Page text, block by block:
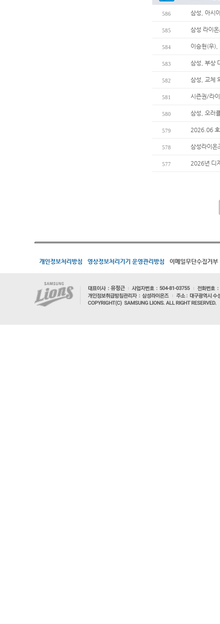
586 삼성, 아시
585 삼성 라이
584 이승현(우),
583 삼성, 부상
582 삼성, 교체
581 시즌권/라
580 삼성, 오러
579 2026.06 호
578 삼성라이온
577 2026년 디
개인정보처리방침 영상정보처리기기 운영관리방침 이메일무단수집거부